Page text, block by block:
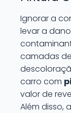
Ignorar a
levar a
camadas
carro com
valor de
Além disso,